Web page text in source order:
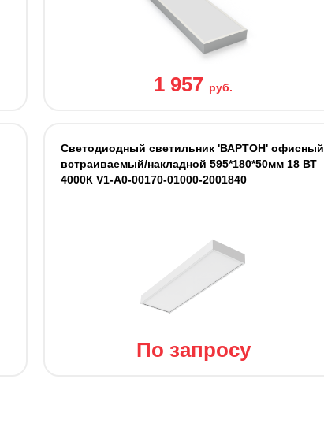
1 957 руб.
Светодиодный светильник 'ВАРТОН' офисный
встраиваемый/накладной 595*180*50мм 18 ВТ
4000К V1-A0-00170-01000-2001840
По запросу